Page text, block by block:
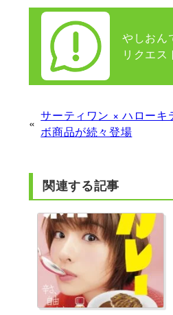
やしおん
リクエス
«
サーティワン × ハローキ
ボ商品が続々登場
関連する記事